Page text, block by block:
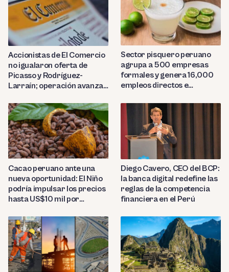
Accionistas de El Comercio
no igualaron oferta de
Picasso y Rodríguez-
Larraín; operación avanza
Sector pisquero peruano
agrupa a 500 empresas
formales y genera 16,000
empleos directos e
Cacao peruano ante una
nueva oportunidad: El Niño
podría impulsar los precios
hasta US$10 mil por
Diego Cavero, CEO del BCP:
la banca digital redefine las
reglas de la competencia
financiera en el Perú